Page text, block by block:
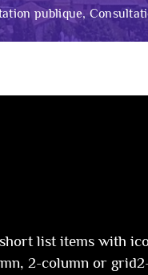
publique,
list items with
2-column or